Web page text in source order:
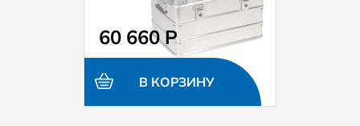
60 660 Р
В КОРЗИНУ